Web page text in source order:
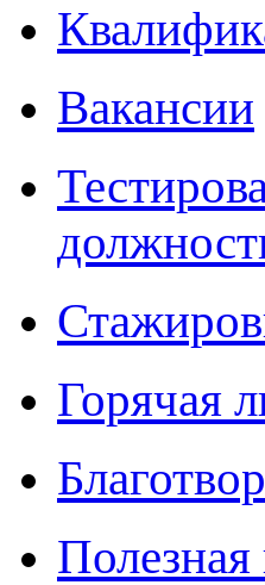
Вакансии
Горячая